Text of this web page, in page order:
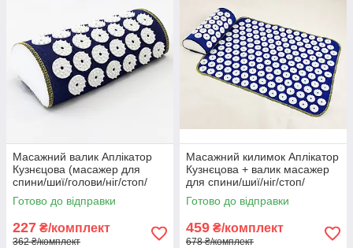
Масажний валик Аплікатор
Кузнєцова (масажер для
спини/шиї/голови/ніг/стоп/
тіла) OSPORT Lite Mini (apl-
032) Синій
Готово до відправки
227 ₴/комплект
362 ₴/комплект
Масажний килимок Аплікатор
Кузнєцова + валик масажер
для спини/шиї/ніг/стоп/
голови/тіла OSPORT (n-0002)
Синьо-білий
Готово до відправки
459 ₴/комплект
678 ₴/комплект